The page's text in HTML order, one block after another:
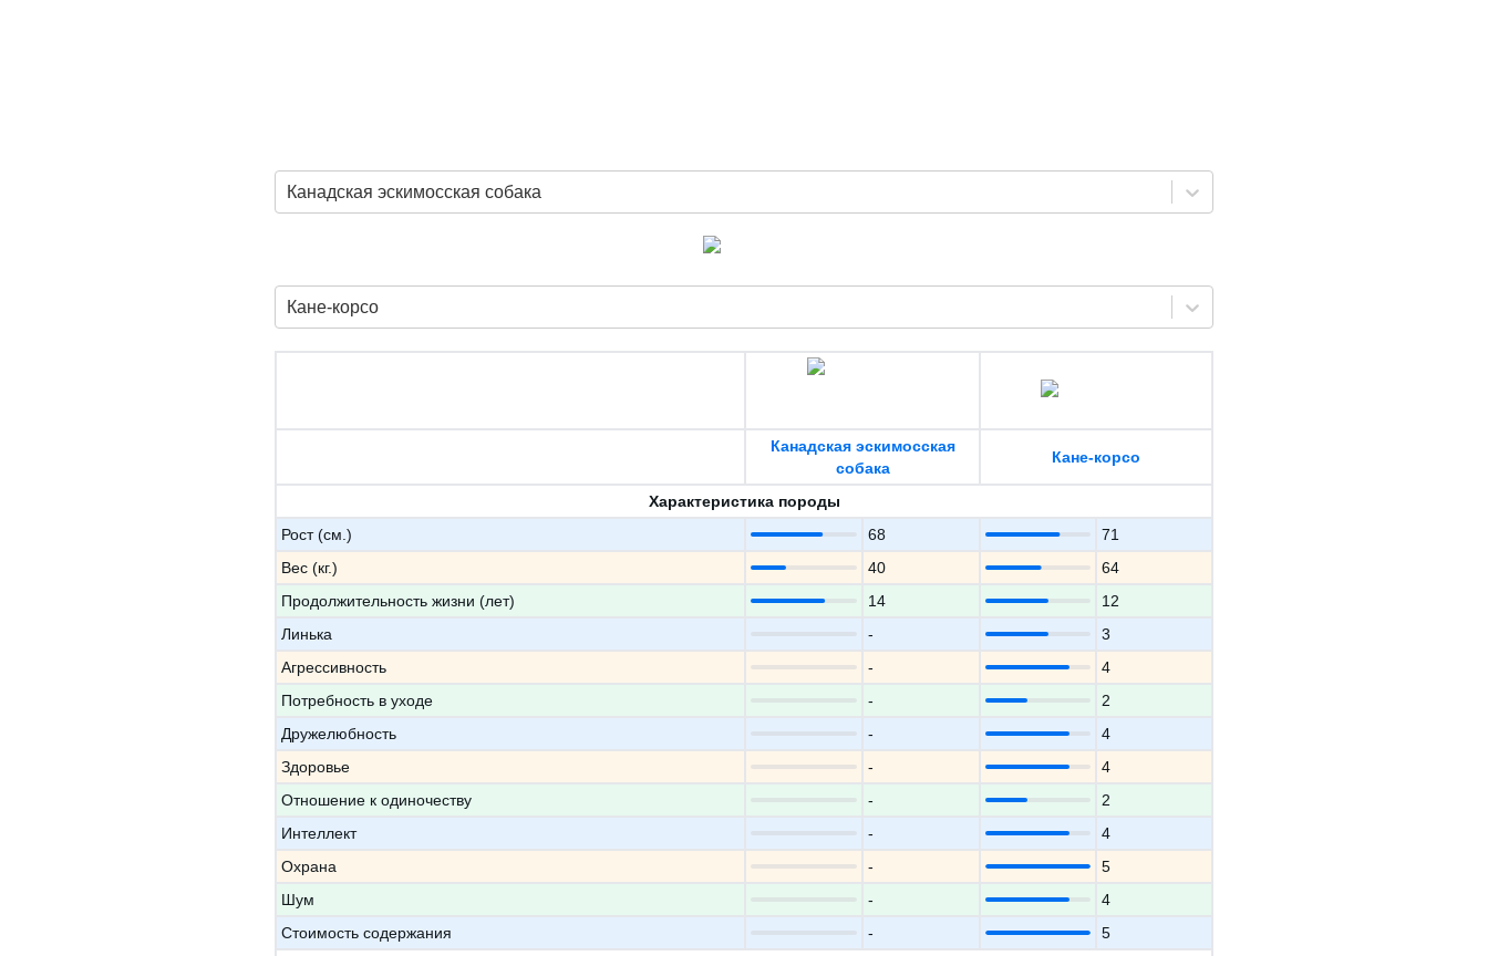
Канадская эскимосская собака
Кане-корсо
Канадская эскимосская
собака
Кане-корсо
Характеристика породы
Рост (см.)
68
71
Вес (кг.)
40
64
Продолжительность жизни (лет)
14
12
Линька
-
3
Агрессивность
-
4
Потребность в уходе
-
2
Дружелюбность
-
4
Здоровье
-
4
Отношение к одиночеству
-
2
Интеллект
-
4
Охрана
-
5
Шум
-
4
Стоимость содержания
-
5